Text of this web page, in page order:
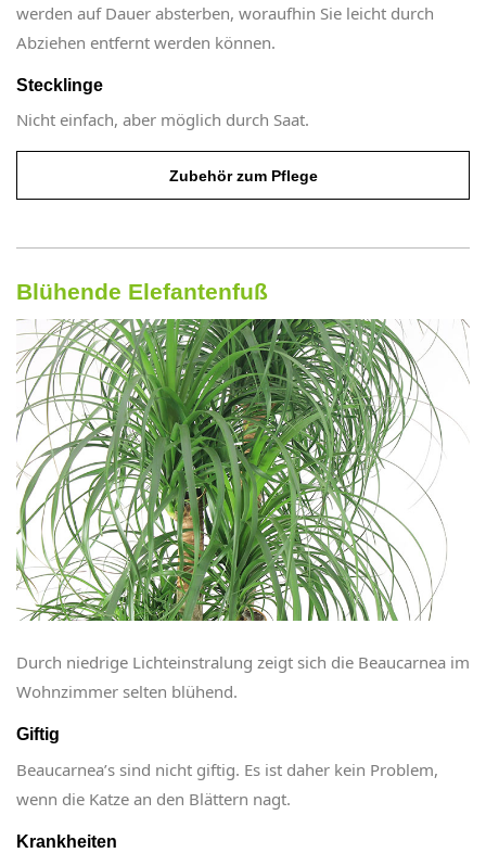
werden auf Dauer absterben, woraufhin Sie leicht durch
Abziehen entfernt werden können.
Stecklinge
Nicht einfach, aber möglich durch Saat.
Zubehör zum Pflege
Blühende Elefantenfuß
Durch niedrige Lichteinstralung zeigt sich die Beaucarnea im
Wohnzimmer selten blühend.
Giftig
Beaucarnea’s sind nicht giftig. Es ist daher kein Problem,
wenn die Katze an den Blättern nagt.
Krankheiten